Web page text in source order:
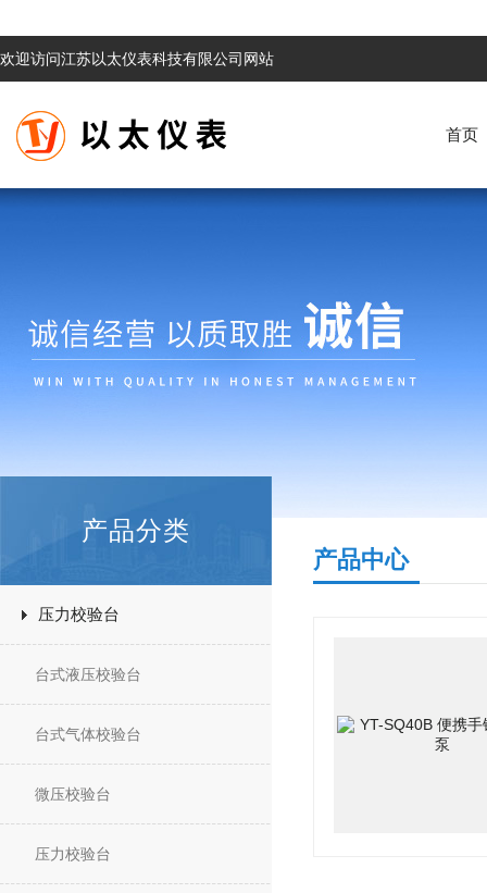
欢迎访问江苏以太仪表科技有限公司网站
首页
产品分类
压力校验台
台式液压校验台
台式气体校验台
微压校验台
压力校验台
产品中心